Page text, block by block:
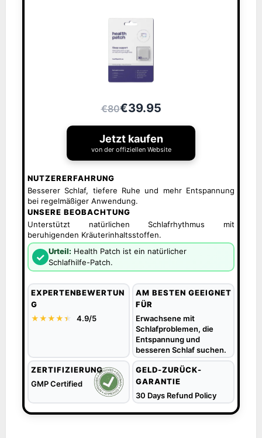
€80€39.95
Jetzt kaufen
von der offiziellen Website
NUTZERERFAHRUNG
Besserer Schlaf, tiefere Ruhe und mehr Entspannung
bei regelmäßiger Anwendung.
UNSERE BEOBACHTUNG
Unterstützt natürlichen Schlafrhythmus mit
beruhigenden Kräuterinhaltsstoffen.
✓ Urteil: Health Patch ist ein natürlicher
Schlafhilfe-Patch.
EXPERTENBEWERTUN
G
★★★★★
★ 4.9/5
AM BESTEN GEEIGNET
FÜR
Erwachsene mit
Schlafproblemen, die
Entspannung und
besseren Schlaf suchen.
ZERTIFIZIERUNG
GMP Certified
GELD-ZURÜCK-
GARANTIE
30 Days Refund Policy